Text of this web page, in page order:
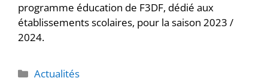
programme éducation de F3DF, dédié aux
établissements scolaires, pour la saison 2023 /
2024.
Actualités